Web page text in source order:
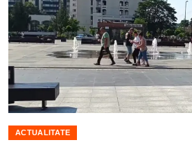
ACTUALITATE